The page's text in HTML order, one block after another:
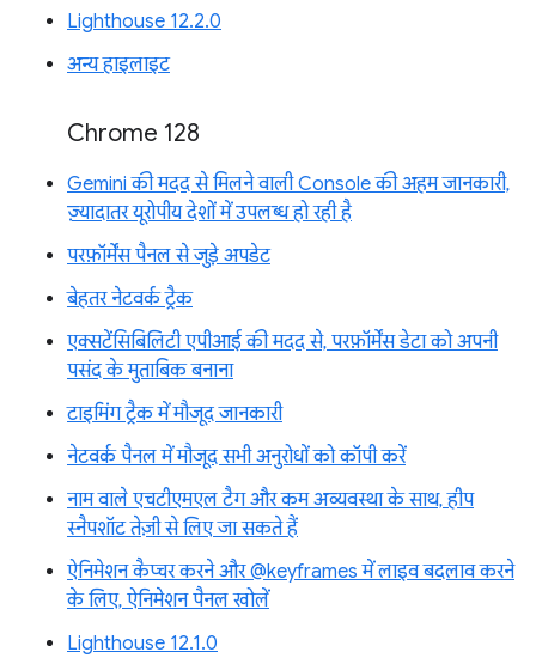
Lighthouse 12.2.0
अन्य हाइलाइट
Chrome 128
Gemini की मदद से मिलने वाली Console की अहम जानकारी,
ज़्यादातर यूरोपीय देशों में उपलब्ध हो रही है
परफ़ॉर्मेंस पैनल से जुड़े अपडेट
बेहतर नेटवर्क ट्रैक
एक्सटेंसिबिलिटी एपीआई की मदद से, परफ़ॉर्मेंस डेटा को अपनी
पसंद के मुताबिक बनाना
टाइमिंग ट्रैक में मौजूद जानकारी
नेटवर्क पैनल में मौजूद सभी अनुरोधों को कॉपी करें
नाम वाले एचटीएमएल टैग और कम अव्यवस्था के साथ, हीप
स्नैपशॉट तेज़ी से लिए जा सकते हैं
ऐनिमेशन कैप्चर करने और @keyframes में लाइव बदलाव करने
के लिए, ऐनिमेशन पैनल खोलें
Lighthouse 12.1.0